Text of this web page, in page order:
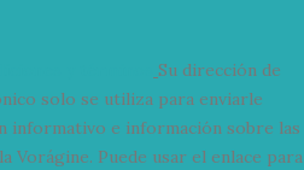
Su dirección de
solo se utiliza para enviarle
informativo e información sobre las
Vorágine. Puede usar el enlace para